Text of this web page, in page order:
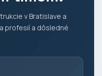
v Bratislave a
profesií a dôsledné